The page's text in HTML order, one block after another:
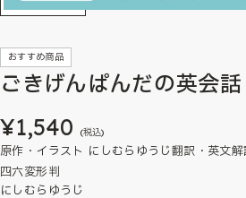
おすすめ商品
ごきげんぱんだの英会話
¥1,540 (税込)
原作・イラスト にしむらゆうじ翻訳・英文
四六変形判
にしむらゆうじ